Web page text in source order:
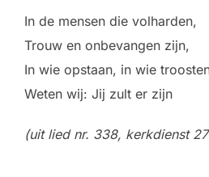
In de mensen die volharden,
Trouw en onbevangen zijn,
In wie opstaan, in wie
Weten wij: Jij zult er zijn
(uit lied nr. 338, kerkdienst